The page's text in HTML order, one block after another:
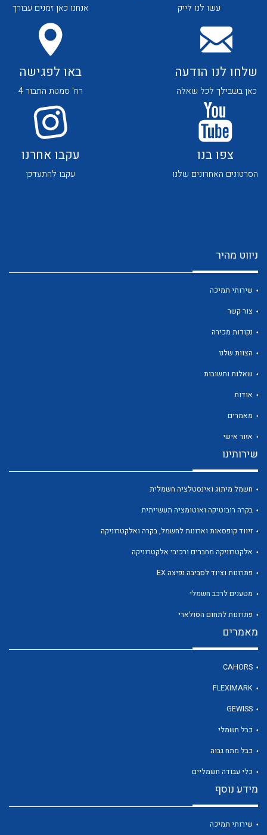
עשו לנו לייק אנחנו כאן זמנים עבורך
שלחו לנו הודעה
כאן בשבילך לכל שאלה
באו לפגישה
רח' סמטת התבור 4
צפו בנו
הסרטונים האחרונים שלנו
עקבו אחרנו
עקבו להתעדכן
ניווט מהיר
שירותי תמיכה
צור קשר
נקודות מכירה
הצוות שלנו
שאלות ותשובות
אודות
מאמרים
אזור אישי
שירותינו
חשמל מיתוג ואינסטלציה חשמלית
בקרה רובוטיקה ואוטומציה תעשייתית
זיווד קופסאות וארונות לחשמל, בקרה ואלקטרוניקה
אלקטרוניקה מחברים ורכיבי אלקטרוניקה
פתרונות וציוד לסביבה נפיצה EX
מטענים לרכב חשמלי
פתרונות לתחום הסולארי
מאמרים
CAHORS
FLEXIMARK
GEWISS
כבל חשמלי
כבל מתח גבוה
כלי עבודה חשמליים
מידע נוסף
שירותי תמיכה